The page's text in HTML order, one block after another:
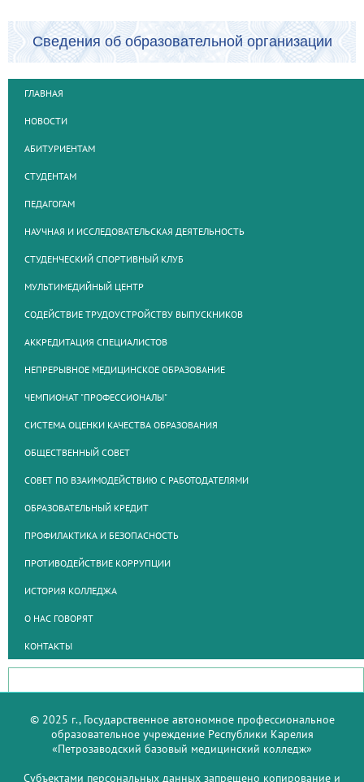
Сведения об образовательной организации
ГЛАВНАЯ
НОВОСТИ
АБИТУРИЕНТАМ
СТУДЕНТАМ
ПЕДАГОГАМ
НАУЧНАЯ И ИССЛЕДОВАТЕЛЬСКАЯ ДЕЯТЕЛЬНОСТЬ
СТУДЕНЧЕСКИЙ СПОРТИВНЫЙ КЛУБ
МУЛЬТИМЕДИЙНЫЙ ЦЕНТР
СОДЕЙСТВИЕ ТРУДОУСТРОЙСТВУ ВЫПУСКНИКОВ
АККРЕДИТАЦИЯ СПЕЦИАЛИСТОВ
НЕПРЕРЫВНОЕ МЕДИЦИНСКОЕ ОБРАЗОВАНИЕ
ЧЕМПИОНАТ "ПРОФЕССИОНАЛЫ"
СИСТЕМА ОЦЕНКИ КАЧЕСТВА ОБРАЗОВАНИЯ
ОБЩЕСТВЕННЫЙ СОВЕТ
СОВЕТ ПО ВЗАИМОДЕЙСТВИЮ С РАБОТОДАТЕЛЯМИ
ОБРАЗОВАТЕЛЬНЫЙ КРЕДИТ
ПРОФИЛАКТИКА И БЕЗОПАСНОСТЬ
ПРОТИВОДЕЙСТВИЕ КОРРУПЦИИ
ИСТОРИЯ КОЛЛЕДЖА
О НАС ГОВОРЯТ
КОНТАКТЫ
© 2025 г., Государственное автономное профессиональное
образовательное учреждение Республики Карелия
«Петрозаводский базовый медицинский колледж»
Субъектами персональных данных запрещено копирование и